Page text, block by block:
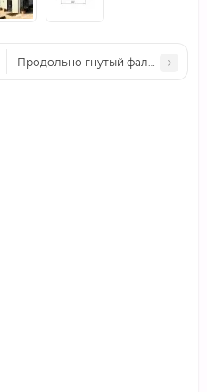
0,45 Полиэстер RAL 8004
Продольно гнутый фальц